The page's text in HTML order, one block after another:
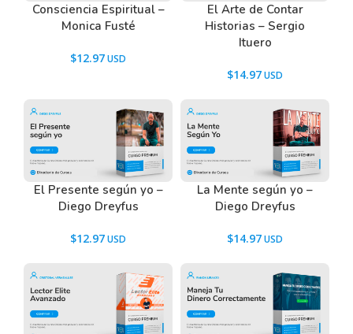
Tenemos un listado de todas las preguntas que
hacen nuestros usuarios antes de comprar y
descargar los recursos WordPress.
, o también puedes
Consciencia Espiritual –
Monica Fusté
$12.97
El Arte de Contar
Historias – Sergio
Ituero
$14.97
El Presente según yo –
Diego Dreyfus
$12.97
La Mente según yo –
Diego Dreyfus
$14.97